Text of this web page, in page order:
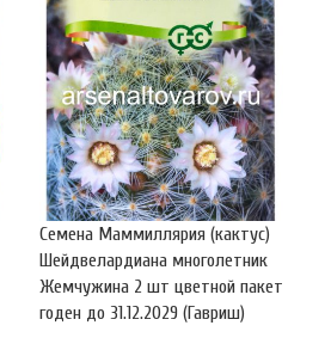
Семена Маммиллярия (кактус)
Шейдвелардиана многолетник
Жемчужина 2 шт цветной пакет
годен до 31.12.2029 (Гавриш)